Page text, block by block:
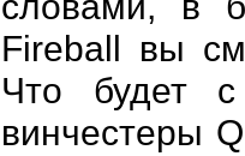
Fireball вы
Что будет
винчестеры